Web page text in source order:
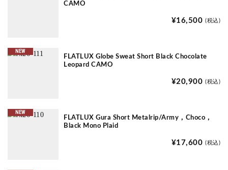
CAMO
¥16,500 (税込)
NEW
FLATLUX Globe Sweat Short Black Chocolate
Leopard CAMO
¥20,900 (税込)
NEW
FLATLUX Gura Short Metalrip/Army，Choco，
Black Mono Plaid
¥17,600 (税込)